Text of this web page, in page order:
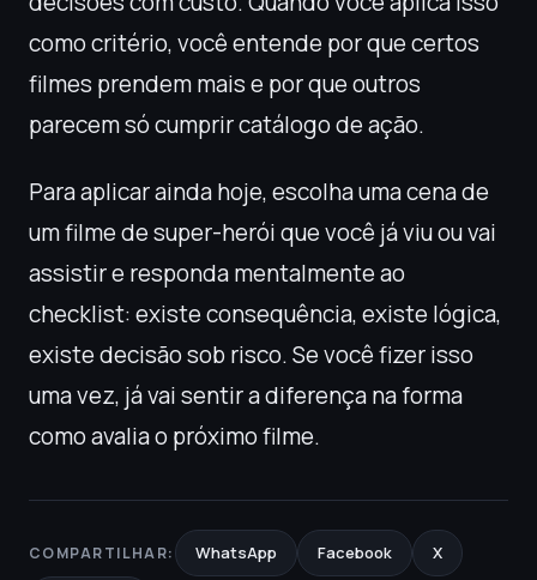
como critério, você entende por que certos
filmes prendem mais e por que outros
parecem só cumprir catálogo de ação.
Para aplicar ainda hoje, escolha uma cena de
um filme de super-herói que você já viu ou vai
assistir e responda mentalmente ao
checklist: existe consequência, existe lógica,
existe decisão sob risco. Se você fizer isso
uma vez, já vai sentir a diferença na forma
como avalia o próximo filme.
COMPARTILHAR: WhatsApp Facebook X